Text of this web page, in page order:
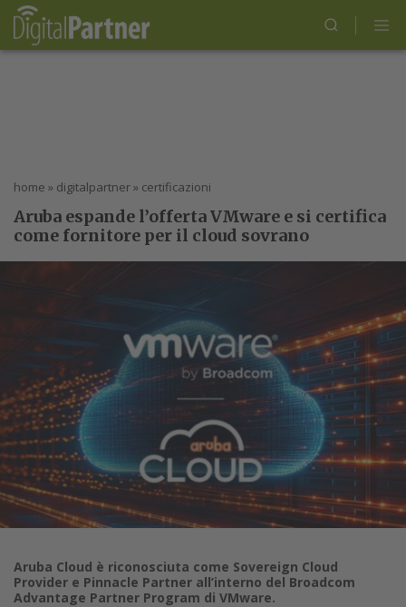
home » digitalpartner» certificazioni
Aruba espande l’offerta VMware e si certifica
come fornitore per il cloud sovrano
Aruba Cloud è riconosciuta come Sovereign Cloud
Provider e Pinnacle Partner all’interno del Broadcom
Advantage Partner Program di VMware.